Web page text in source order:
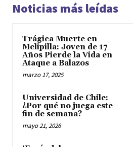
Noticias más leídas
Trágica Muerte en
Melipilla: Joven de 17
Años Pierde la Vida en
Ataque a Balazos
marzo 17, 2025
Universidad de Chile:
¿Por qué no juega este
fin de semana?
mayo 21, 2026